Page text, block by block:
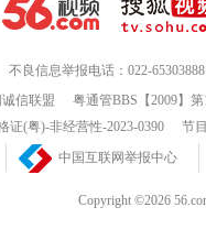
不良信息举报电话：022-65303888
信联盟
粤通管BBS【2009】
证(粤)-非经营性-2023-0390
节
中国互联网举报中心
Copyright ©2026